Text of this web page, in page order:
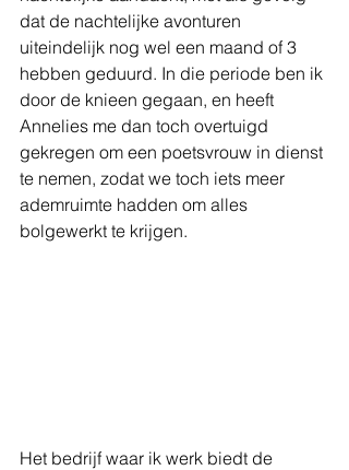
dat de nachtelijke avonturen
uiteindelijk nog wel een maand of 3
hebben geduurd. In die periode ben ik
door de knieen gegaan, en heeft
Annelies me dan toch overtuigd
gekregen om een poetsvrouw in dienst
te nemen, zodat we toch iets meer
ademruimte hadden om alles
bolgewerkt te krijgen.
Het bedrijf waar ik werk biedt de